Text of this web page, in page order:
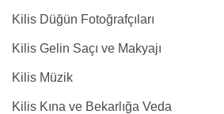
Kilis Düğün Fotoğrafçıları
Kilis Gelin Saçı ve Makyajı
Kilis Müzik
Kilis Kına ve Bekarlığa Veda